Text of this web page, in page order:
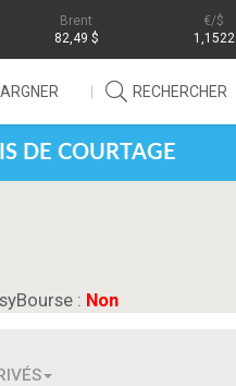
Brent
82,49 $
/$
1,1522
RECHERCHER
DE COURTAGE
: Non